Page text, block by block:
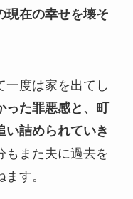
現在の幸せを壊そ
一度は家を出てし
た罪悪感と、町
い詰められていき
もまた夫に過去を
す。